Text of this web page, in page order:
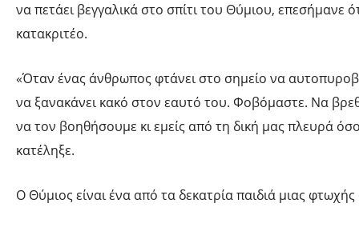
να πετάει βεγγαλικά στο σπίτι του Θύμιου, επεσήμανε
κατακριτέο.
«Όταν ένας άνθρωπος φτάνει στο σημείο να
να ξανακάνει κακό στον εαυτό του. Φοβόμαστε. Να
να τον βοηθήσουμε κι εμείς από τη δική μας πλευρά
κατέληξε.
Ο Θύμιος είναι ένα από τα δεκατρία παιδιά μιας φτωχής